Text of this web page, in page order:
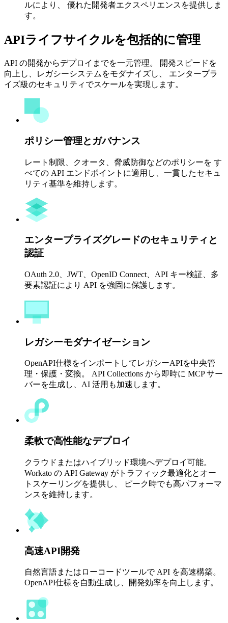
ルにより、 優れた開発者エクスペリエンスを提供しま
す。
APIライフサイクルを包括的に管理
API の開発からデプロイまでを一元管理。 開発スピードを
向上し、レガシーシステムをモダナイズし、 エンタープラ
イズ級のセキュリティでスケールを実現します。
ポリシー管理とガバナンス
レート制限、クオータ、脅威防御などのポリシーを す
べての API エンドポイントに適用し、一貫したセキュ
リティ基準を維持します。
エンタープライズグレードのセキュリティと
認証
OAuth 2.0、JWT、OpenID Connect、API キー検証、多
要素認証により API を強固に保護します。
レガシーモダナイゼーション
OpenAPI仕様をインポートしてレガシーAPIを中央管
理・保護・変換。 API Collections から即時に MCP サー
バーを生成し、AI 活用も加速します。
柔軟で高性能なデプロイ
クラウドまたはハイブリッド環境へデプロイ可能。
Workato の API Gateway がトラフィック最適化とオー
トスケーリングを提供し、 ピーク時でも高パフォーマ
ンスを維持します。
高速API開発
自然言語またはローコードツールで API を高速構築。
OpenAPI仕様を自動生成し、開発効率を向上します。